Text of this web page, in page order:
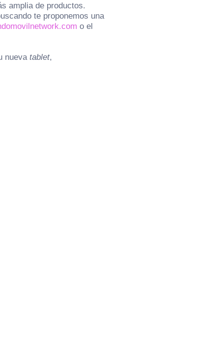
amplia de productos.
te proponemos una
o el
nueva tablet,